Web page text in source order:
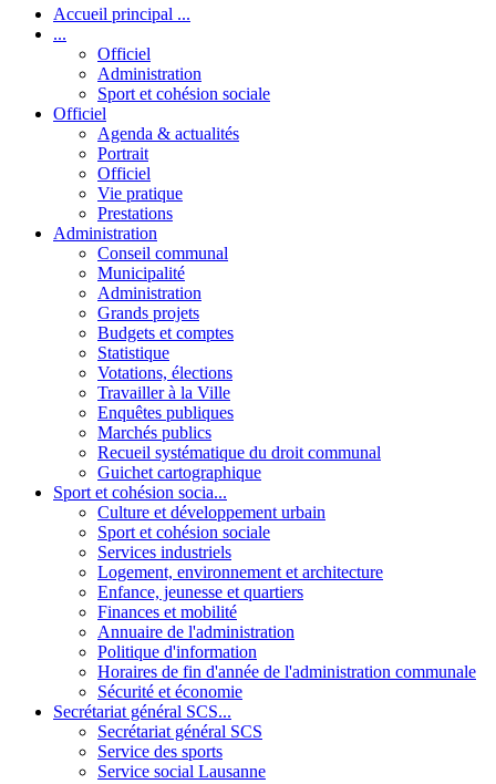
Accueil principal ...
...
Officiel
Administration
Sport et cohésion sociale
Officiel
Agenda & actualités
Portrait
Officiel
Vie pratique
Prestations
Administration
Conseil communal
Municipalité
Administration
Grands projets
Budgets et comptes
Statistique
Votations, élections
Travailler à la Ville
Enquêtes publiques
Marchés publics
Recueil systématique du droit communal
Guichet cartographique
Sport et cohésion socia...
Culture et développement urbain
Sport et cohésion sociale
Services industriels
Logement, environnement et architecture
Enfance, jeunesse et quartiers
Finances et mobilité
Annuaire de l'administration
Politique d'information
Horaires de fin d'année de l'administration communale
Sécurité et économie
Secrétariat général SCS...
Secrétariat général SCS
Service des sports
Service social Lausanne